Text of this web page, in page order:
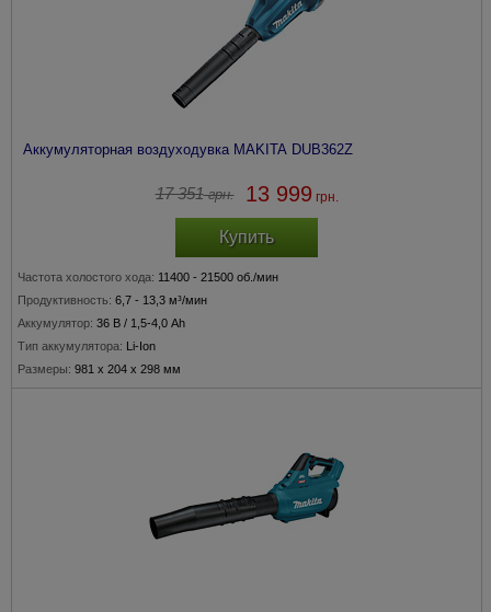
Аккумуляторная воздуходувка MAKITA DUB362Z
17 351грн. 13 999 грн.
Купить
Частота холостого хода: 11400 - 21500 об./мин
Продуктивность: 6,7 - 13,3 м³/мин
Аккумулятор: 36 В / 1,5-4,0 Ah
Тип аккумулятора: Li-Ion
Размеры: 981 x 204 x 298 мм